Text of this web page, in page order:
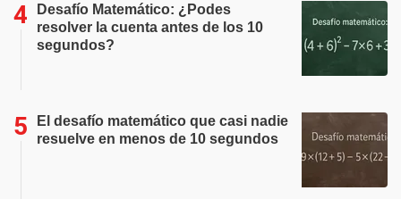
Desafío Matemático: ¿Podes
resolver la cuenta antes de los 10
segundos?
El desafío matemático que casi nadie
resuelve en menos de 10 segundos